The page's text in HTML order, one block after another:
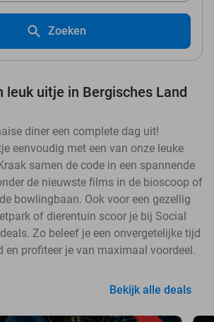
Zoeken
leuk uitje in Bergisches Land
diner een complete dag uit!
eenvoudig met een van onze leuke
samen de code in een spannende
de nieuwste films in de bioscoop of
bowlingbaan. Ook voor een gezellig
of dierentuin scoor je bij Social
Zo beleef je een onvergetelijke tijd
en profiteer je van maximaal voordeel.
Bekijk alle deals